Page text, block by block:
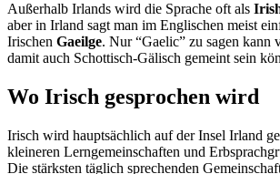
Außerhalb Irlands wird die Sprache oft als
aber in Irland sagt man im Englischen meist
Irischen Gaeilge. Nur “Gaelic” zu sagen kann
damit auch Schottisch-Gälisch gemeint sein
Wo Irisch gesprochen wird
Irisch wird hauptsächlich auf der Insel Irland
kleineren Lerngemeinschaften und
Die stärksten täglich sprechenden